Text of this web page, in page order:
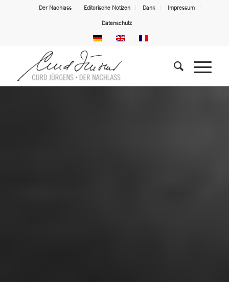
Der Nachlass Editorische Notizen Dank Impressum
Datenschutz